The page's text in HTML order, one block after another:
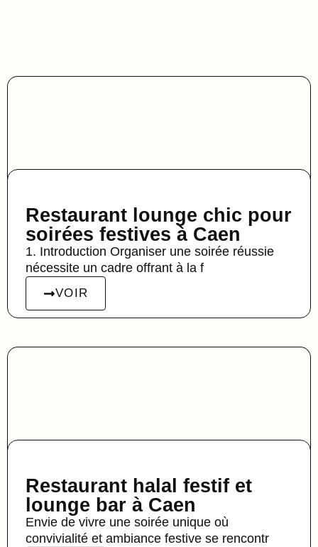
Restaurant lounge chic pour
soirées festives à Caen
1. Introduction Organiser une soirée réussie
nécessite un cadre offrant à la f
VOIR
Restaurant halal festif et
lounge bar à Caen
Envie de vivre une soirée unique où
convivialité et ambiance festive se rencontr